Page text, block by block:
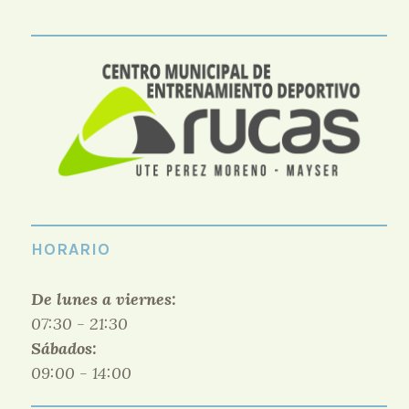
HORARIO
De lunes a viernes:
07:30 - 21:30
Sábados:
09:00 - 14:00